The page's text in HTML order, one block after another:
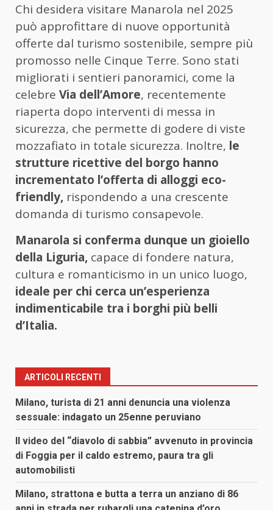
Chi desidera visitare Manarola nel 2025
può approfittare di nuove opportunità
offerte dal turismo sostenibile, sempre più
promosso nelle Cinque Terre. Sono stati
migliorati i sentieri panoramici, come la
celebre Via dell’Amore, recentemente
riaperta dopo interventi di messa in
sicurezza, che permette di godere di viste
mozzafiato in totale sicurezza. Inoltre, le
strutture ricettive del borgo hanno
incrementato l’offerta di alloggi eco-
friendly, rispondendo a una crescente
domanda di turismo consapevole.
Manarola si conferma dunque un gioiello
della Liguria, capace di fondere natura,
cultura e romanticismo in un unico luogo,
ideale per chi cerca un’esperienza
indimenticabile tra i borghi più belli
d’Italia.
ARTICOLI RECENTI
Milano, turista di 21 anni denuncia una violenza
sessuale: indagato un 25enne peruviano
Il video del “diavolo di sabbia” avvenuto in provincia
di Foggia per il caldo estremo, paura tra gli
automobilisti
Milano, strattona e butta a terra un anziano di 86